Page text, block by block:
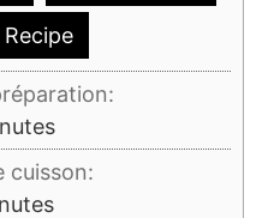
Recipe
cuisson: